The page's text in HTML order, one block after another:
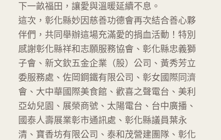
下一畝福田，讓愛與溫暖延續不息。
這次，彰化縣妙因慈善功德會再次結合善心夥
伴們，共同舉辦這場充滿愛的捐血活動！特別
感謝彰化縣祥和志願服務協會、彰化縣忠義獅
子會、新文欽五金企業（股）公司、黃秀芳立
委服務處、佐岡鋼鐵有限公司、彰女國際同濟
會、大中華國際美食館、歡喜之聲電台、美利
亞幼兒園、展榮商號、太陽電台、台中廣播、
國泰人壽展業彰市通訊處、彰化縣議員葉永
清、寶香坊有限公司、泰和茂營建團隊、彰化